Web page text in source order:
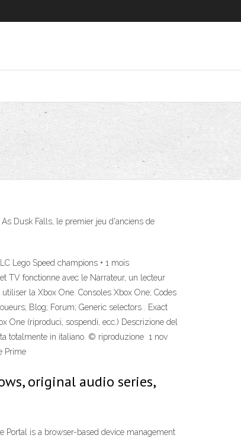
Dusk Falls, le premier jeu d'anciens de
Lego Speed champions + 1 mois
TV fonctionne avec le Narrateur, un lecteur
la Xbox One. Consoles Xbox One; Codes
Blog; Forum; Generic selectors . Exact
(riproduci, sospendi, ecc.) Descrizione del
totalmente in italiano. © riproduzione 1 nov
Prime
original audio series,
Portal is a browser-based device management